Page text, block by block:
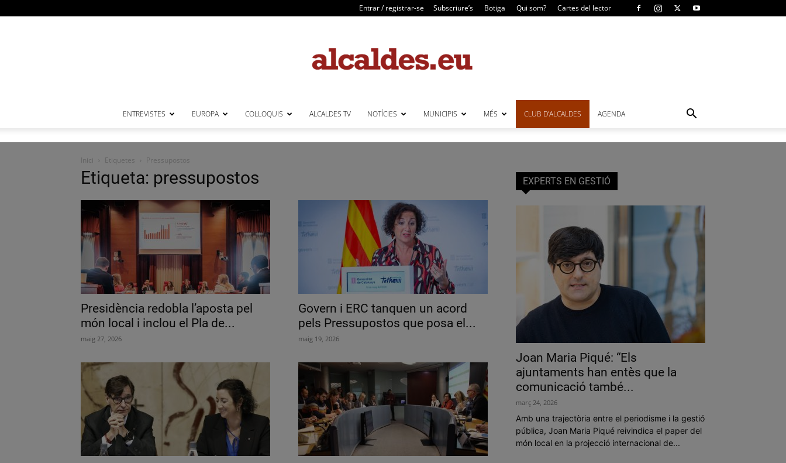
Entrar / registrar-se Subscriure’s Botiga Qui som? Cartes del lector
ENTREVISTES EUROPA COL·LOQUIS ALCALDES TV NOTÍCIES MUNICIPIS MÉS CLUB D’ALCALDES AGENDA
Inici Etiquetes Pressupostos
Etiqueta: pressupostos
Presidència redobla l’aposta pel
món local i inclou el Pla de...
maig 27, 2026
Govern i ERC tanquen un acord
pels Pressupostos que posa el...
maig 19, 2026
EXPERTS EN GESTIÓ
Joan Maria Piqué: “Els
ajuntaments han entès que la
comunicació també...
març 24, 2026
Amb una trajectòria entre el periodisme i la gestió
pública, Joan Maria Piqué reivindica el paper del
món local en la projecció internacional de...